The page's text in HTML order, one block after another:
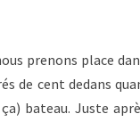
prenons place
de cent dedans
bateau. Juste